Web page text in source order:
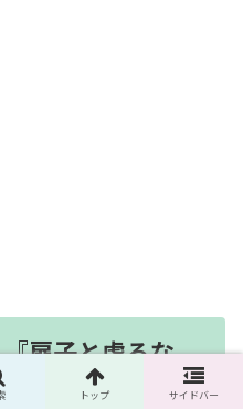
扉子と虚ろな
トップ サイドバー